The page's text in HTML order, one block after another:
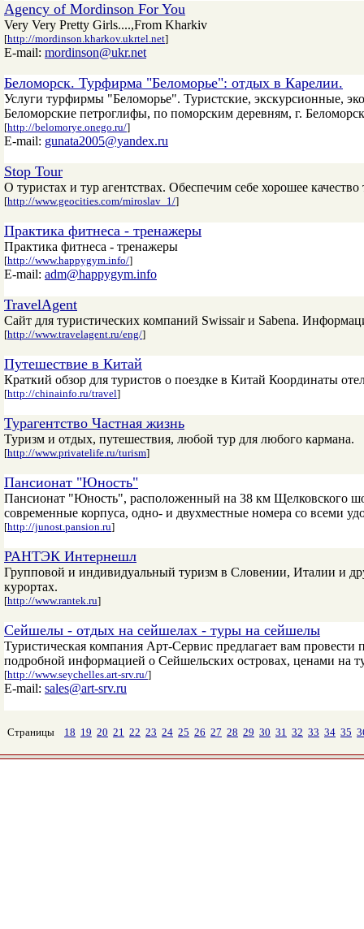
Agency of Mordinson For You
Very Very Pretty Girls....,From Kharkiv
[http://mordinson.kharkov.ukrtel.net]
E-mail: mordinson@ukr.net
Беломорск. Турфирма "Беломорье": отдых в Карелии.
Услуги турфирмы "Беломорье". Туристские, экскурсионные,
Беломорские петроглифы, по поморским деревням, г.
[http://belomorye.onego.ru/]
E-mail: gunata2005@yandex.ru
Stop Tour
O туристах и тур агентствах. Обеспечим себе хорошее качество
[http://www.geocities.com/miroslav_1/]
Практика фитнеса - тренажеры
Практика фитнеса - тренажеры
[http://www.happygym.info/]
E-mail: adm@happygym.info
TravelAgent
Сайт для туристических компаний Swissair и Sabena.
[http://www.travelagent.ru/eng/]
Путешествие в Китай
Краткий обзор для туристов о поездке в Китай Координаты
[http://chinainfo.ru/travel]
Турагентство Частная жизнь
Туризм и отдых, путешествия, любой тур для любого кармана.
[http://www.privatelife.ru/turism]
Пансионат "Юность"
Пансионат "Юность", расположенный на 38 км Щелковского
современные корпуса, одно- и двухместные номера со всеми
[http://junost.pansion.ru]
РАНТЭК Интернешл
Групповой и индивидуальный туризм в Словении, Италии и
курортах.
[http://www.rantek.ru]
Сейшелы - отдых на сейшелах - туры на сейшелы
Туристическая компания Арт-Сервис предлагает вам
подробной информацией о Сейшельских островах, ценами на
[http://www.seychelles.art-srv.ru/]
E-mail: sales@art-srv.ru
Страницы 18 19 20 21 22 23 24 25 26 27 28 29 30 31 32 33 34 35